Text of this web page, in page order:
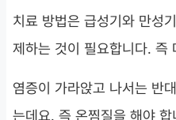
치료 방법은 급성기와 만성
제하는 것이 필요합니다. 즉
염증이 가라앉고 나서는 반
는데요. 즉 온찜질을 해야 합